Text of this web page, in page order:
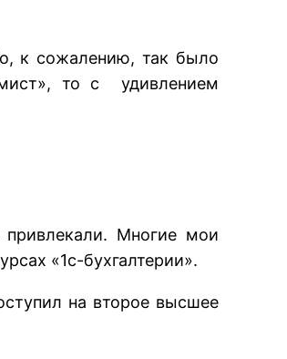
к сожалению, так было
то с удивлением
Многие мои
«1с-бухгалтерии».
на второе высшее